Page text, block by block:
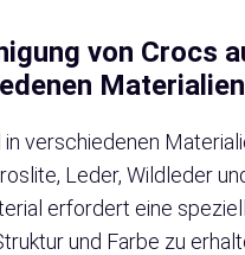
von Crocs
Materialien
verschiedenen
Leder, Wildleder
erfordert eine
und Farbe zu